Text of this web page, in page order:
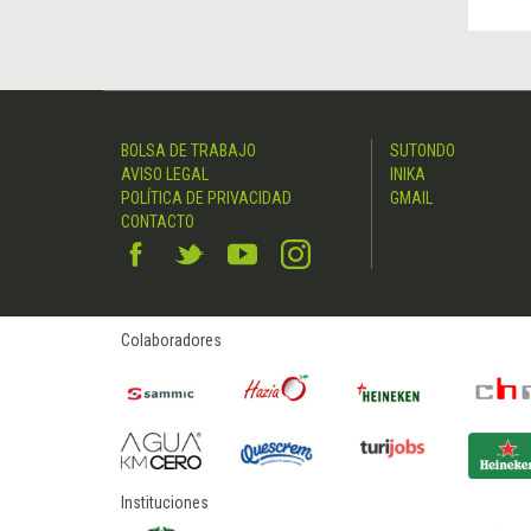
BOLSA DE TRABAJO
AVISO LEGAL
POLÍTICA DE PRIVACIDAD
CONTACTO
SUTONDO
INIKA
GMAIL
Colaboradores
Instituciones